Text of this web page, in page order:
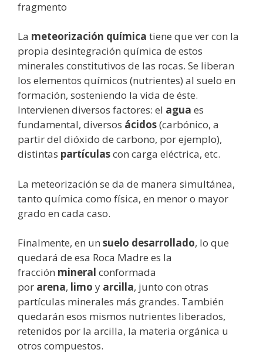
fragmento
La meteorización química tiene que ver con la
propia desintegración química de estos
minerales constitutivos de las rocas. Se liberan
los elementos químicos (nutrientes) al suelo en
formación, sosteniendo la vida de éste.
Intervienen diversos factores: el agua es
fundamental, diversos ácidos(carbónico, a
partir del dióxido de carbono, por ejemplo),
distintas partículascon carga eléctrica, etc.
La meteorización se da de manera simultánea,
tanto química como física, en menor o mayor
grado en cada caso.
Finalmente, en un suelo desarrollado, lo que
quedará de esa Roca Madre es la
fracción mineral conformada
por arena, limo y arcilla, junto con otras
partículas minerales más grandes. También
quedarán esos mismos nutrientes liberados,
retenidos por la arcilla, la materia orgánica u
otros compuestos.